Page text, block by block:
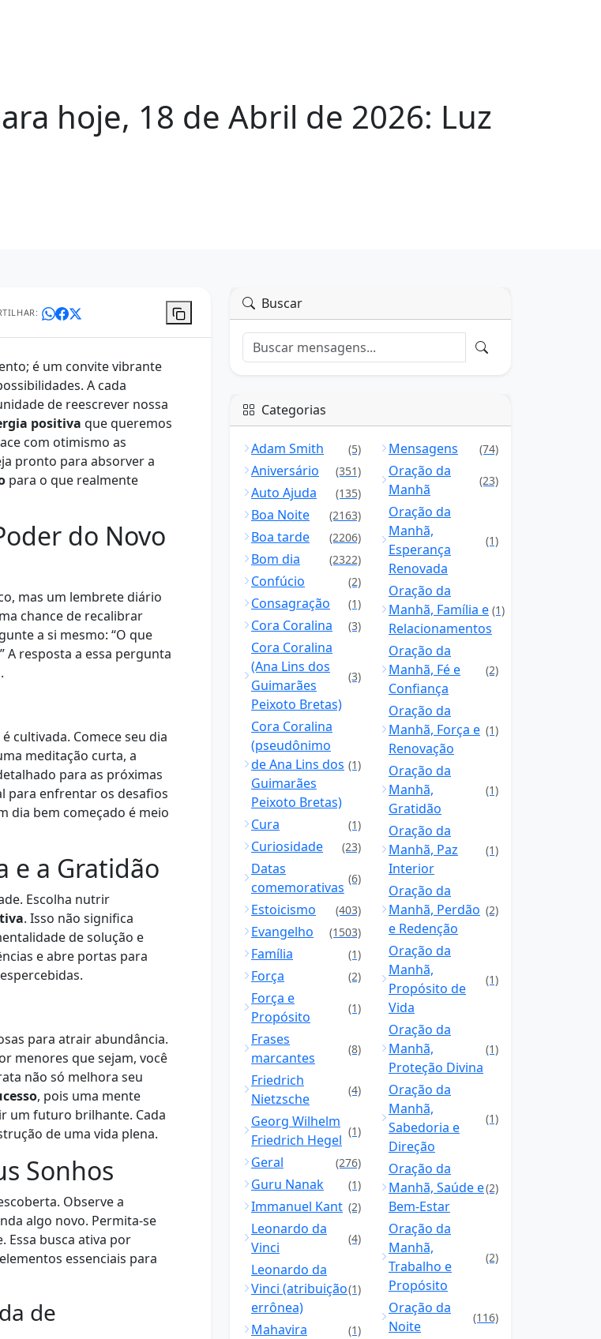
hoje, 18 de Abril de 2026: Luz
é um convite vibrante
A cada
de reescrever nossa
positiva que queremos
com otimismo as
pronto para absorver a
para o que realmente
do Novo
mas um lembrete diário
chance de recalibrar
a si mesmo: “O que
A resposta a essa pergunta
cultivada. Comece seu dia
meditação curta, a
para as próximas
para enfrentar os desafios
dia bem começado é meio
e a Gratidão
Escolha nutrir
. Isso não significa
de solução e
e abre portas para
para atrair abundância.
menores que sejam, você
não só melhora seu
, pois uma mente
um futuro brilhante. Cada
de uma vida plena.
Sonhos
Observe a
algo novo. Permita-se
Essa busca ativa por
essenciais para
de
Buscar
Categorias
Adam Smith (5)
Aniversário (351)
Auto Ajuda (135)
Boa Noite (2163)
Boa tarde (2206)
Bom dia (2322)
Confúcio (2)
Consagração (1)
Cora Coralina (3)
Cora Coralina
(Ana Lins dos
Guimarães
Peixoto Bretas)
(3)
Cora Coralina
(pseudônimo
de Ana Lins dos
Guimarães
Peixoto Bretas)
(1)
Cura (1)
Curiosidade (23)
Datas
comemorativas
(6)
Estoicismo (403)
Evangelho (1503)
Família (1)
Força (2)
Força e
Propósito
(1)
Frases
marcantes
(8)
Friedrich
Nietzsche
(4)
Georg Wilhelm
Friedrich Hegel
(1)
Geral (276)
Guru Nanak (1)
Immanuel Kant (2)
Leonardo da
Vinci
(4)
Leonardo da
Vinci (atribuição
errônea)
(1)
Mahavira (1)
Mensagens (74)
Oração da
Manhã
(23)
Oração da
Manhã,
Esperança
Renovada
(1)
Oração da
Manhã, Família e
Relacionamentos
(1)
Oração da
Manhã, Fé e
Confiança
(2)
Oração da
Manhã, Força e
Renovação
(1)
Oração da
Manhã,
Gratidão
(1)
Oração da
Manhã, Paz
Interior
(1)
Oração da
Manhã, Perdão
e Redenção
(2)
Oração da
Manhã,
Propósito de
Vida
(1)
Oração da
Manhã,
Proteção Divina
(1)
Oração da
Manhã,
Sabedoria e
Direção
(1)
Oração da
Manhã, Saúde e
Bem-Estar
(2)
Oração da
Manhã,
Trabalho e
Propósito
(2)
Oração da
Noite
(116)